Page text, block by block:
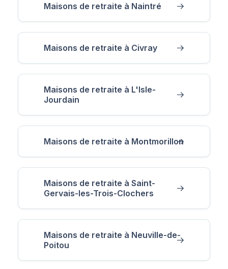
Maisons de retraite à Naintré
Maisons de retraite à Civray
Maisons de retraite à L'Isle-
Jourdain
Maisons de retraite à Montmorillon
Maisons de retraite à Saint-
Gervais-les-Trois-Clochers
Maisons de retraite à Neuville-de-
Poitou